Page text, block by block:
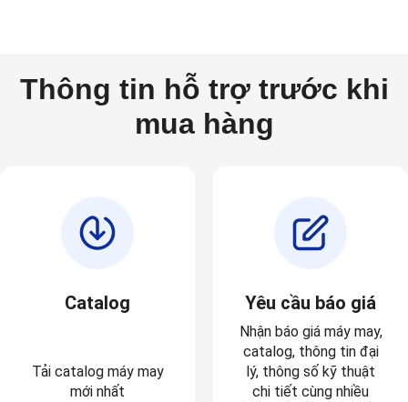
Thông tin hỗ trợ trước khi
mua hàng
Catalog
Tải catalog máy may
mới nhất
Yêu cầu báo giá
Nhận báo giá máy may,
catalog, thông tinđại
lý, thông số kỹ thuật
chi tiết cùng nhiều